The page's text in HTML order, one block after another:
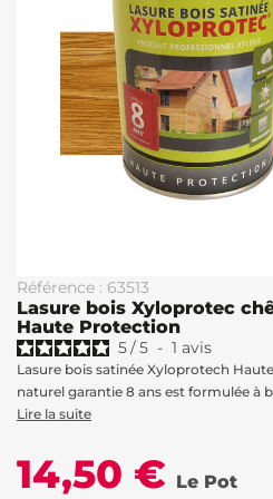
Référence : 63513
Lasure bois Xyloprotec
Haute Protection
5/5 - 1 avis
Lasure bois satinée Xyloprotech
naturel garantie 8 ans est formulée à
Lire la suite
14,50 € Le Pot